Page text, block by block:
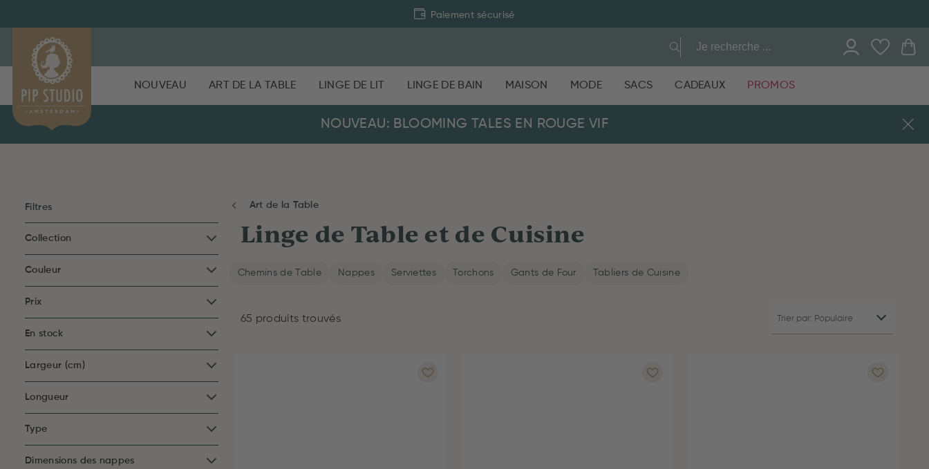
Paiement sécurisé
NOUVEAU ART DE LA TABLE LINGE DE LIT LINGE DE BAIN MAISON MODE SACS CADEAUX PROMOS
NOUVEAU: BLOOMING TALES EN ROUGE VIF
Filtres
Collection
Couleur
Prix
En stock
Largeur (cm)
Longueur
Type
Dimensions des nappes
Art de la Table
Linge de Table et de Cuisine
Chemins de Table Nappes Serviettes Torchons Gants de Four Tabliers de Cuisine
65 produits trouvés